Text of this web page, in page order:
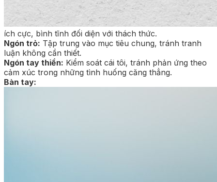
ích cực, bình tĩnh đối diện với thách thức.
Ngón trỏ: Tập trung vào mục tiêu chung, tránh tranh
luận không cần thiết.
Ngón tay thiền: Kiểm soát cái tôi, tránh phản ứng theo
cảm xúc trong những tình huống căng thẳng.
Bàn tay: